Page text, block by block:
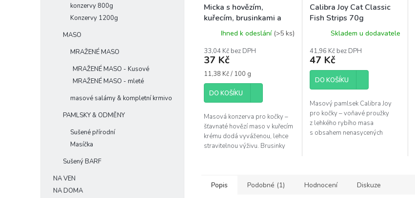
konzervy 800g
Konzervy 1200g
MASO
MRAŽENÉ MASO
MRAŽENÉ MASO - Kusové
MRAŽENÉ MASO - mleté
masové salámy & kompletní krmivo
PAMLSKY & ODMĚNY
Sušené přírodní
Masíčka
Sušený BARF
NA VEN
NA DOMA
Micka s hovězím,
kuřecím, brusinkami a
taurinem 325 g
Ihned k odeslání (>5 ks)
33,04 Kč bez DPH
37 Kč
Měrná
cena:
11,38 Kč / 100 g
DO KOŠÍKU
Masová konzerva pro kočky –
šťavnaté hovězí maso v kuřecím
krému dodá vyváženou, lehce
stravitelnou výživu. Brusinky
Calibra Joy Cat Classic
Fish Strips 70g
Skladem u dodavatele
41,96 Kč bez DPH
47 Kč
DO KOŠÍKU
Masový pamlsek Calibra Joy
pro kočky – voňavé proužky
z lehkého rybího masa
s obsahem nenasycených
Popis Podobné (1) Hodnocení Diskuze